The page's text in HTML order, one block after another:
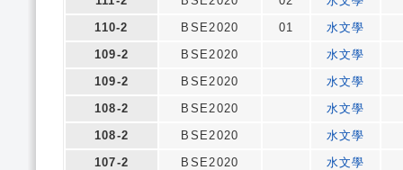
110-2
BSE2020 01
水文學
109-2
BSE2020
水文學
109-2
BSE2020
水文學
108-2
BSE2020
水文學
108-2
BSE2020
水文學
107-2
BSE2020
水文學